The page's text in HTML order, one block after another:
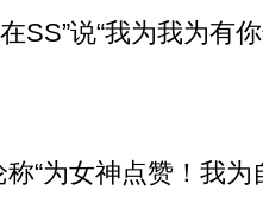
说“我为我为有
“为女神点赞！我为